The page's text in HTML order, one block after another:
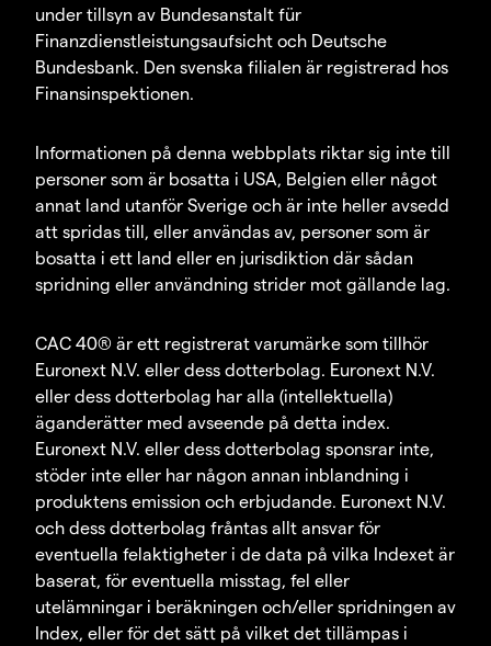
under tillsyn av Bundesanstalt für
Finanzdienstleistungsaufsicht och Deutsche
Bundesbank. Den svenska filialen är registrerad hos
Finansinspektionen.
Informationen på denna webbplats riktar sig inte till
personer som är bosatta i USA, Belgien eller något
annat land utanför Sverige och är inte heller avsedd
att spridas till, eller användas av, personer som är
bosatta i ett land eller en jurisdiktion där sådan
spridning eller användning strider mot gällande lag.
CAC 40® är ett registrerat varumärke som tillhör
Euronext N.V. eller dess dotterbolag. Euronext N.V.
eller dess dotterbolag har alla (intellektuella)
äganderätter med avseende på detta index.
Euronext N.V. eller dess dotterbolag sponsrar inte,
stöder inte eller har någon annan inblandning i
produktens emission och erbjudande. Euronext N.V.
och dess dotterbolag fråntas allt ansvar för
eventuella felaktigheter i de data på vilka Indexet är
baserat, för eventuella misstag, fel eller
utelämningar i beräkningen och/eller spridningen av
Index, eller för det sätt på vilket det tillämpas i